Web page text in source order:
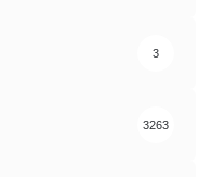
3
3263